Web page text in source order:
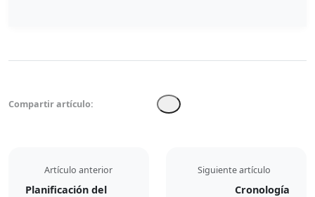
Compartir artículo:
Artículo anterior
Planificación del
Siguiente artículo
Cronología